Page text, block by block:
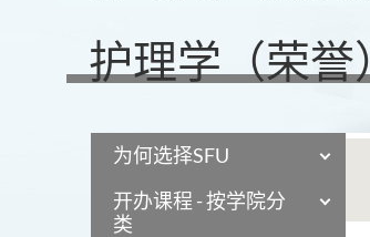
护理学（荣誉
为何选择SFU
开办课程 - 按学院分
类